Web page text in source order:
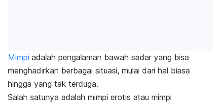
Mimpi adalah pengalaman bawah sadar yang bisa
menghadirkan berbagai situasi, mulai dari hal biasa
hingga yang tak terduga.
Salah satunya adalah mimpi erotis atau mimpi